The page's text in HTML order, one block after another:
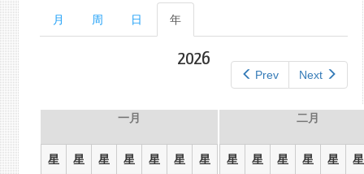
表
单
主
标
月 周 日 年（活
标
签）
Prev Next
2026
一月
星 星 星 星 星 星
星
二月
星 星 星 星 星 星